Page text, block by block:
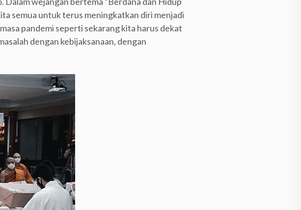
semua untuk terus meningkatkan diri menjadi
pandemi seperti sekarang kita harus dekat
dengan kebijaksanaan, dengan